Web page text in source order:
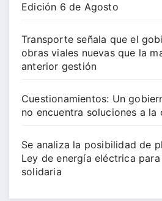
Edición 6 de Agosto
Transporte señala que el
obras viales nuevas que la
anterior gestión
Cuestionamientos: Un
no encuentra soluciones a la
Se analiza la posibilidad de
Ley de energía eléctrica
solidaria